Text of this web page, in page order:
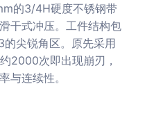
的3/4H硬度不锈钢带
干式冲压。工件结构包
的尖锐角区。原先采用
2000次即出现崩刃，
与连续性。